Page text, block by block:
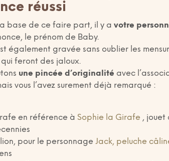
réussi
base de ce faire part, il y avotre
le prénom de Baby.
également gravée sans oublier les
feront des jaloux.
une pincée d’originalité avec
vous l’avez surement déjà remarqué :
en référence àSophie la Girafe , jouet
pour le personnageJack, peluche